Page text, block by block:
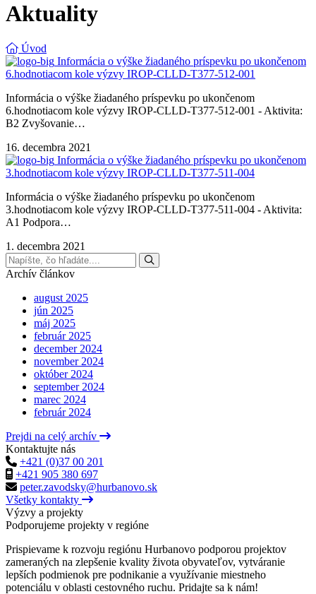
Aktuality
Úvod
Informácia o výške žiadaného príspevku po ukončenom
6.hodnotiacom kole výzvy IROP-CLLD-T377-512-001
Informácia o výške žiadaného príspevku po ukončenom
6.hodnotiacom kole výzvy IROP-CLLD-T377-512-001 - Aktivita:
B2 Zvyšovanie…
16. decembra 2021
Informácia o výške žiadaného príspevku po ukončenom
3.hodnotiacom kole výzvy IROP-CLLD-T377-511-004
Informácia o výške žiadaného príspevku po ukončenom
3.hodnotiacom kole výzvy IROP-CLLD-T377-511-004 - Aktivita:
A1 Podpora…
1. decembra 2021
Archív článkov
august 2025
jún 2025
máj 2025
február 2025
december 2024
november 2024
október 2024
september 2024
marec 2024
február 2024
Prejdi na celý archív
Kontaktujte nás
+421 (0)37 00 201
+421 905 380 697
peter.zavodsky@hurbanovo.sk
Všetky kontakty
Výzvy a projekty
Podporujeme projekty v regióne
Prispievame k rozvoju regiónu Hurbanovo podporou projektov
zameraných na zlepšenie kvality života obyvateľov, vytváranie
lepších podmienok pre podnikanie a využívanie miestneho
potenciálu v oblasti cestovného ruchu. Pridajte sa k nám!